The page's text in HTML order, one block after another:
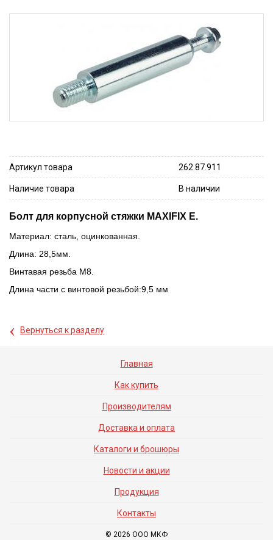
Артикул товара 262.87.911
Наличие товара В наличии
Болт для корпусной стяжки MAXIFIX E.
Материал: сталь, оцинкованная.
Длина: 28,5мм.
Винтавая резьба M8.
Длина части с винтовой резьбой:9,5 мм
‹ Вернуться к разделу
Главная
Как купить
Производителям
Доставка и оплата
Каталоги и брошюры
Новости и акции
Продукция
Контакты
© 2026 ООО МКФ